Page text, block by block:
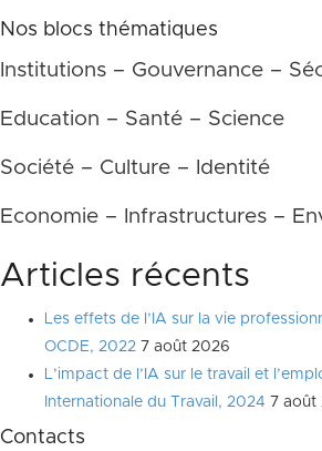
des
publications
Nos blocs thématiques
Institutions – Gouvernance –
Education – Santé – Science
Société – Culture – Identité
Economie – Infrastructures –
Articles récents
Les effets de l’IA sur la vie
OCDE, 2022 7 août 2026
L’impact de l’IA sur le travail et
Internationale du Travail, 2024 7 août
Contacts